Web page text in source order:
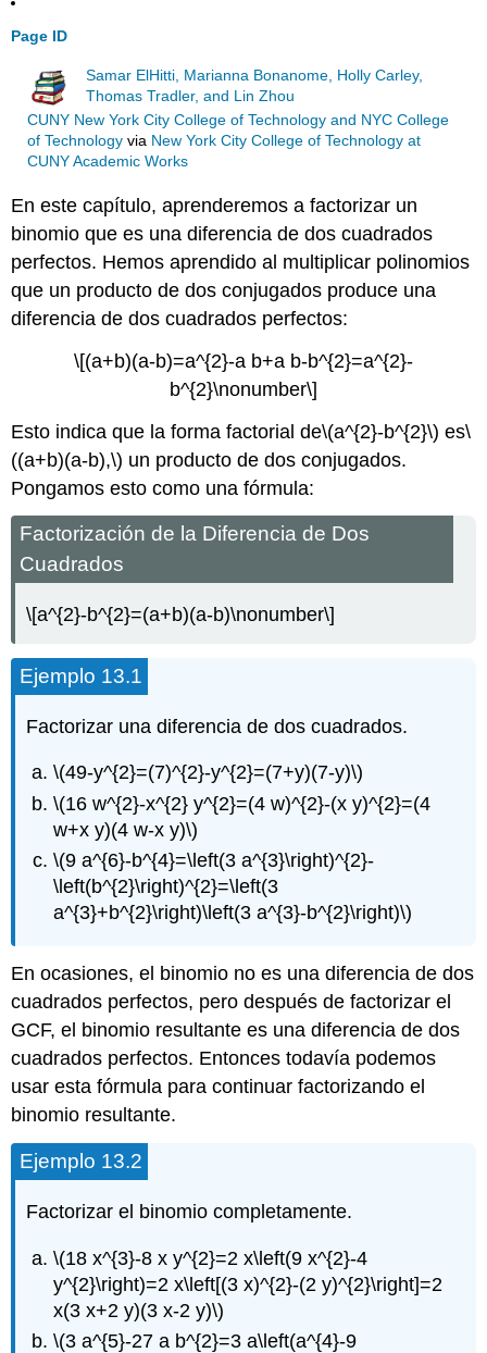
Page ID
Samar ElHitti, Marianna Bonanome, Holly Carley,
Thomas Tradler, and Lin Zhou
CUNY New York City College of Technology and NYC College
of Technologyvia New York City College of Technology at
CUNY Academic Works
En este capítulo, aprenderemos a factorizar un
binomio que es una diferencia de dos cuadrados
perfectos. Hemos aprendido al multiplicar polinomios
que un producto de dos conjugados produce una
diferencia de dos cuadrados perfectos:
\[(a+b)(a-b)=a^{2}-a b+a b-b^{2}=a^{2}-
b^{2}\nonumber\]
Esto indica que la forma factorial de\(a^{2}-b^{2}\) es\
((a+b)(a-b),\) un producto de dos conjugados.
Pongamos esto como una fórmula:
Factorización de la Diferencia de Dos
Cuadrados
\[a^{2}-b^{2}=(a+b)(a-b)\nonumber\]
Ejemplo 13.1
Factorizar una diferencia de dos cuadrados.
\(49-y^{2}=(7)^{2}-y^{2}=(7+y)(7-y)\)
\(16 w^{2}-x^{2} y^{2}=(4 w)^{2}-(x y)^{2}=(4
w+x y)(4 w-x y)\)
\(9 a^{6}-b^{4}=\left(3 a^{3}\right)^{2}-
\left(b^{2}\right)^{2}=\left(3
a^{3}+b^{2}\right)\left(3 a^{3}-b^{2}\right)\)
En ocasiones, el binomio no es una diferencia de dos
cuadrados perfectos, pero después de factorizar el
GCF, el binomio resultante es una diferencia de dos
cuadrados perfectos. Entonces todavía podemos
usar esta fórmula para continuar factorizando el
binomio resultante.
Ejemplo 13.2
Factorizar el binomio completamente.
\(18 x^{3}-8 x y^{2}=2 x\left(9 x^{2}-4
y^{2}\right)=2 x\left[(3 x)^{2}-(2 y)^{2}\right]=2
x(3 x+2 y)(3 x-2 y)\)
\(3 a^{5}-27 a b^{2}=3 a\left(a^{4}-9